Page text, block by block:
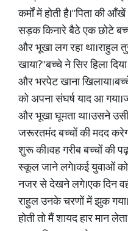
कर्मों में होती है।"पिता की
सड़क किनारे बैठे एक छोटे
और भूखा लग रहा था।राहुल
खाया?"बच्चे ने सिर हिला
और भरपेट खाना
को अपना संघर्ष याद आ
और भूखा घूमता था।उसने
जरूरतमंद बच्चों की मदद
शुरू की।वह गरीब बच्चों की
स्कूल जाने लगे।कई युवाओं को
नजर से देखने लगे।एक दिन
राहुल उनके चरणों में झुक
होती तो मैं शायद हार मान